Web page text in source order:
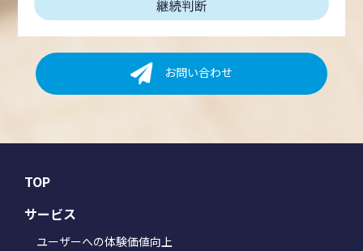
お問い合わせ
TOP
サービス
ユーザーへの体験価値向上